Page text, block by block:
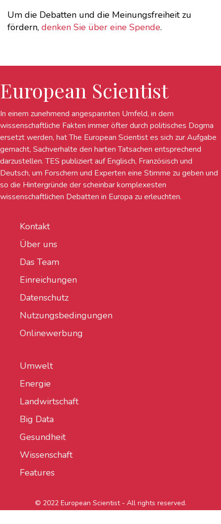
Um die Debatten und die Meinungsfreiheit zu
fördern, denken Sie über eine Spende.
European Scientist
In einem zunehmend angespannten Umfeld, in dem
wissenschaftliche Fakten immer öfter durch politisches Dogma
ersetzt werden, hat The European Scientist es sich zur Aufgabe
gemacht, Sachverhalte den harten Tatsachen entsprechend
darzustellen. TES publiziert auf Englisch, Französisch und
Deutsch, um Forschern und Experten eine Stimme zu geben und
so die Hintergründe der scheinbar komplexesten
wissenschaftlichen Debatten in Europa zu erleuchten.
Kontakt
Über uns
Das Team
Einreichungen
Datenschutz
Nutzungsbedingungen
Onlinewerbung
Umwelt
Energie
Landwirtschaft
Big Data
Gesundheit
Wissenschaft
Features
© 2022 European Scientist - All rights reserved.